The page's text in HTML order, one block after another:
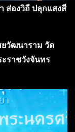
ส่องวิถี ปลุกแสงสี
วัฒนาราม วัด
ราชวังจันทร